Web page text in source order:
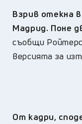
Взрив отекна
Мадрид. Поне
съобщи
версията за
От кадри,